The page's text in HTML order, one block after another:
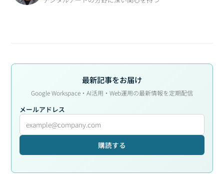
最新記事をお届け
Google Workspace・AI活用・Web運用の最新情報を定期配信
メールアドレス
購読する